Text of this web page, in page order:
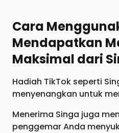
Cara
Mendapatkan
Maksimal dari
Hadiah TikTok seperti
menyenangkan untuk
Menerima Singa juga
penggemar Anda